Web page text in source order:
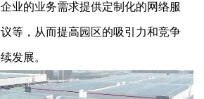
业的业务需求提供定制化的网络服
等，从而提高园区的吸引力和竞争
发展。